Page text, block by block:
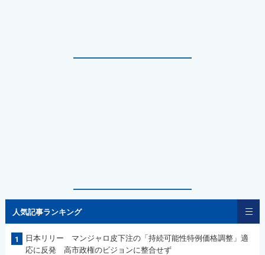
人気記事ランキング
1
日本リリー マンジャロ皮下注の「持続可能性特例価格調整」適
応に反発 高市政権のビジョンに整合せず